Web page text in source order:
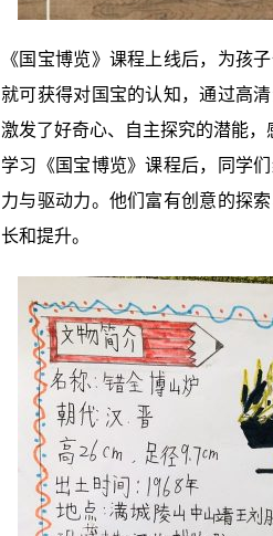
《国宝博览》课程上线后，为孩
就可获得对国宝的认知，通过高
激发了好奇心、自主探究的潜能
学习《国宝博览》课程后，同学
力与驱动力。他们富有创意的探
长和提升。